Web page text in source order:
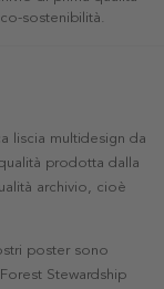
sostenibilità.
liscia multidesign da
prodotta dalla
archivio, cioè
poster sono
Stewardship